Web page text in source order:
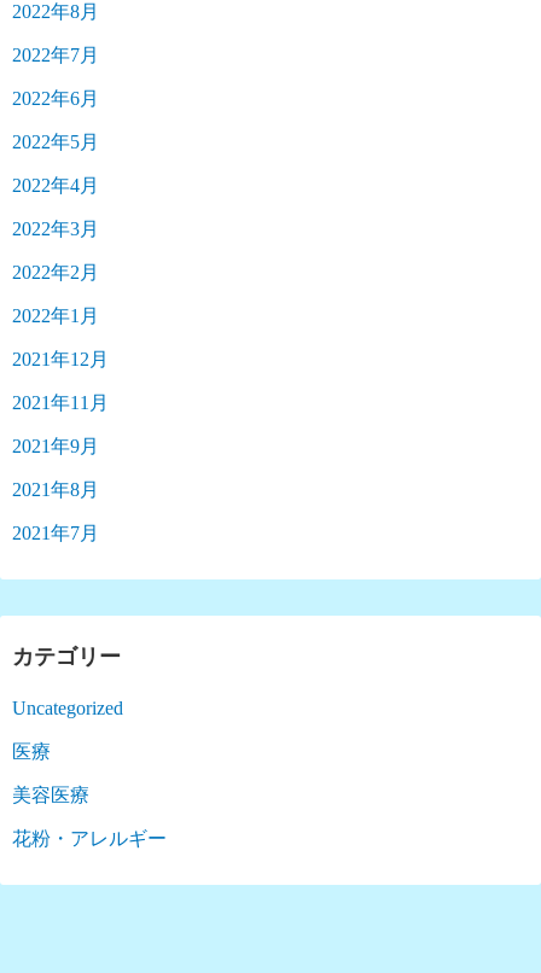
2022年8月
2022年7月
2022年6月
2022年5月
2022年4月
2022年3月
2022年2月
2022年1月
2021年12月
2021年11月
2021年9月
2021年8月
2021年7月
カテゴリー
Uncategorized
医療
美容医療
花粉・アレルギー